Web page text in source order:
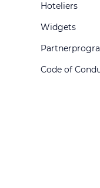
Hoteliers
Widgets
Code of